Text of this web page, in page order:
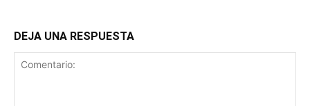
DEJA UNA RESPUESTA